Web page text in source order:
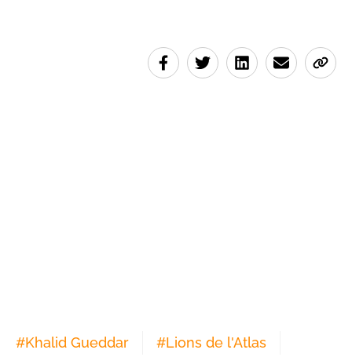
#Khalid Gueddar #Lions de l'Atlas